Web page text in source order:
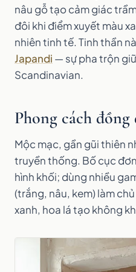
nâu gỗ tạo cảm giác
đôi khi điểm xuyết màu
nhiên tinh tế. Tinh thần
Japandi — sự pha trộn
Scandinavian.
Phong cách đồng
Mộc mạc, gần gũi thiên
truyền thống. Bố cục
hình khối; dùng nhiều
(trắng, nâu, kem) làm
xanh, hoa lá tạo không